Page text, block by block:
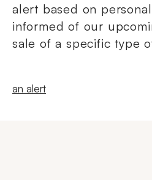
alert based on
informed of our
sale of a specific type
New windowCreate
an alert